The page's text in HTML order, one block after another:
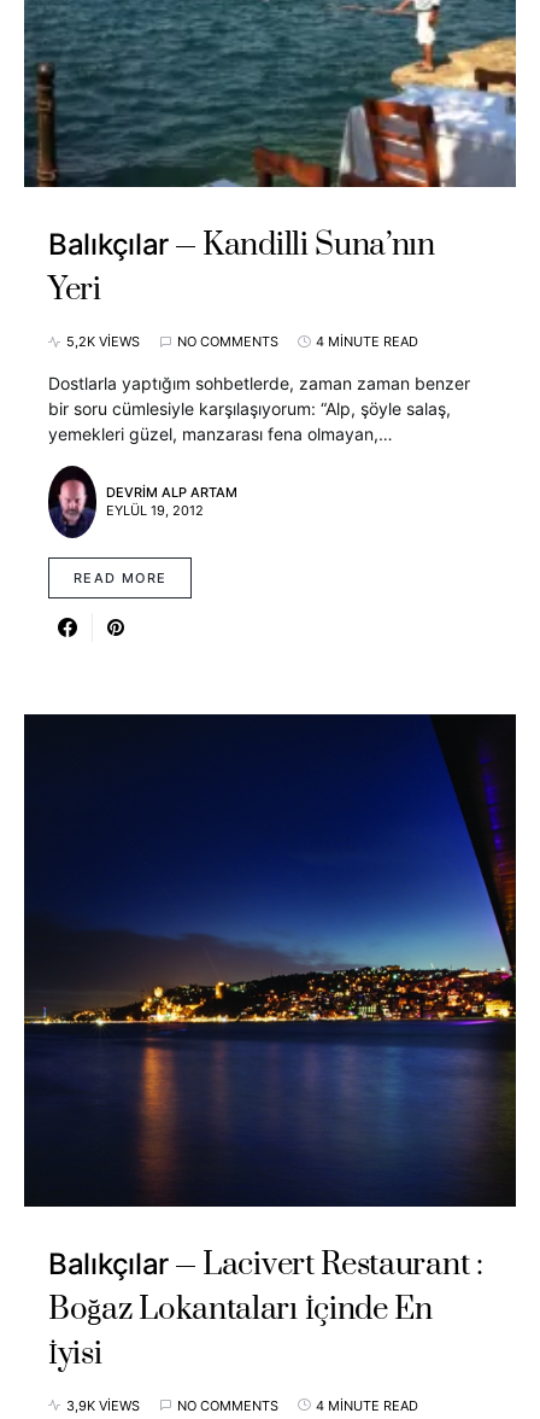
Balıkçılar
Kandilli Suna’nın
Yeri
5,2K VIEWS NO COMMENTS 4 MINUTE READ
Dostlarla yaptığım sohbetlerde, zaman zaman benzer
bir soru cümlesiyle karşılaşıyorum: “Alp, şöyle salaş,
yemekleri güzel, manzarası fena olmayan,…
DEVRIM ALP ARTAM
EYLÜL 19, 2012
READ MORE
Balıkçılar
Lacivert Restaurant :
Boğaz Lokantaları İçinde En
İyisi
3,9K VIEWS NO COMMENTS 4 MINUTE READ